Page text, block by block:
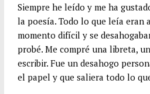
Siempre he leído y me ha
la poesía. Todo lo que leía eran
momento difícil y se
probé. Me compré una libreta,
escribir. Fue un desahogo
el papel y que saliera todo lo